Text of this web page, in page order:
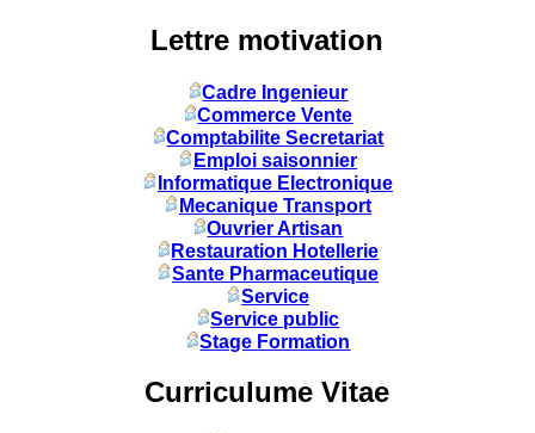
Lettre motivation
Cadre Ingenieur
Commerce Vente
Comptabilite Secretariat
Emploi saisonnier
Informatique Electronique
Mecanique Transport
Ouvrier Artisan
Restauration Hotellerie
Sante Pharmaceutique
Service
Service public
Stage Formation
Curriculume Vitae